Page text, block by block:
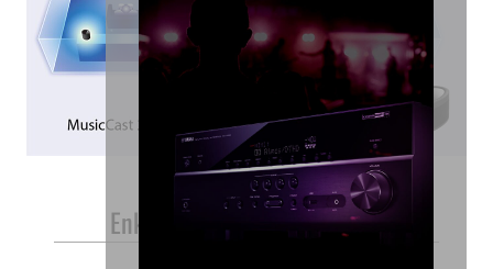
Enkelt å plassere hvor du vil